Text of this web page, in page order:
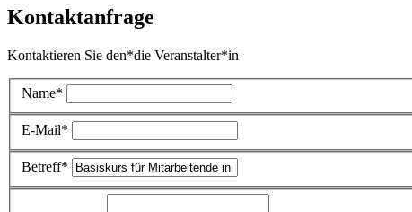
Kontaktanfrage
Kontaktieren Sie den*die Veranstalter*in
Name*
E-Mail*
Betreff*